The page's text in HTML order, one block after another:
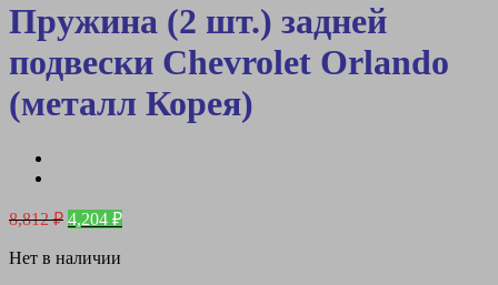
Пружина (2 шт.) задней
подвески Chevrolet Orlando
(металл Корея)
8,812₽ Первоначальная
цена
составляла
4,204 ₽Текущая
цена:
Нет в наличии